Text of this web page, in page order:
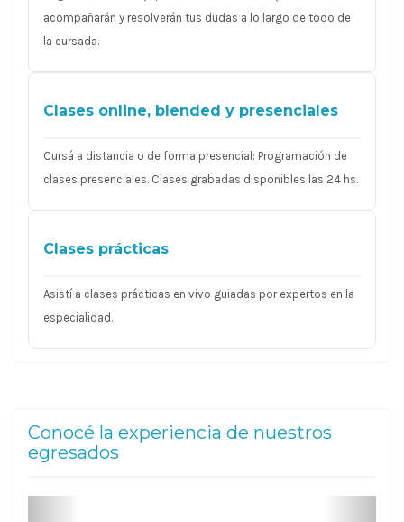
acompañarán y resolverán tus dudas a lo largo de todo de
la cursada.
Clases online, blended y presenciales
Cursá a distancia o de forma presencial: Programación de
clases presenciales. Clases grabadas disponibles las 24 hs.
Clases prácticas
Asistí a clases prácticas en vivo guiadas por expertos en la
especialidad.
Conocé la experiencia de nuestros
egresados